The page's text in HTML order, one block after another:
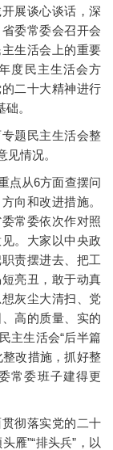
展谈心谈话，深
委常委会召开会
生活会上的重要
度民主生活会方
二十大精神进行
。
题民主生活会整
情况。
从6方面查摆问
向和改进措施。
常委依次作对照
。大家以中央政
责摆进去、把工
亮丑，敢于动真
灰尘大清扫、党
高的质量、实的
主生活会“后半篇
改措施，抓好整
常委班子建得更
彻落实党的二十
雁”“排头兵”，以